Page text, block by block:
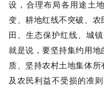
设，合理布局各用途土
变、耕地红线不突破、
田、生态保护红线、城
就是说，要坚持集约用
质、坚持农村土地集体
及农民利益不受损的准